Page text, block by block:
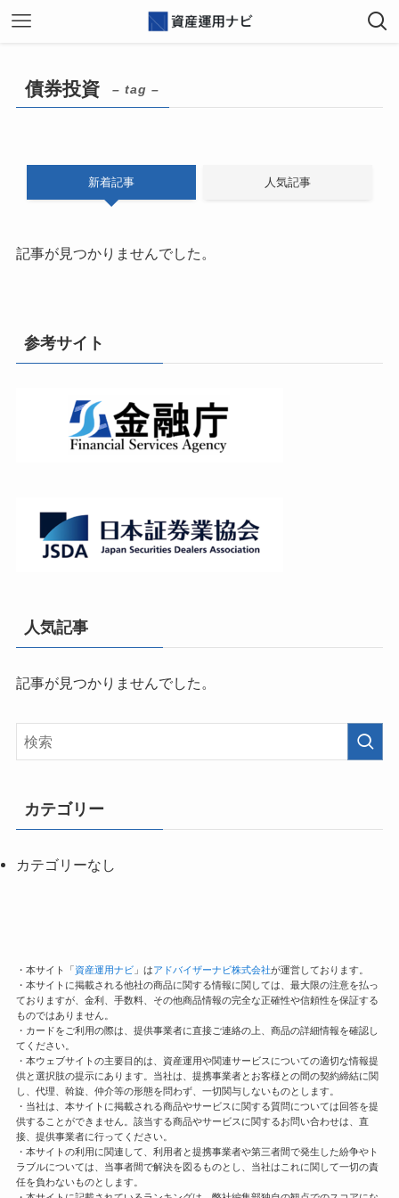
債券投資 – tag –
新着記事 人気記事
記事が見つかりませんでした。
参考サイト
人気記事
記事が見つかりませんでした。
カテゴリー
カテゴリーなし
・本サイト「資産運用ナビ」はアドバイザーナビ株式会社が運営しております。
・本サイトに掲載される他社の商品に関する情報に関しては、最大限の注意を払っ
ておりますが、金利、手数料、その他商品情報の完全な正確性や信頼性を保証する
ものではありません。
・カードをご利用の際は、提供事業者に直接ご連絡の上、商品の詳細情報を確認し
てください。
・本ウェブサイトの主要目的は、資産運用や関連サービスについての適切な情報提
供と選択肢の提示にあります。当社は、提携事業者とお客様との間の契約締結に関
し、代理、斡旋、仲介等の形態を問わず、一切関与しないものとします。
・当社は、本サイトに掲載される商品やサービスに関する質問については回答を提
供することができません。該当する商品やサービスに関するお問い合わせは、直
接、提供事業者に行ってください。
・本サイトの利用に関連して、利用者と提携事業者や第三者間で発生した紛争やト
ラブルについては、当事者間で解決を図るものとし、当社はこれに関して一切の責
任を負わないものとします。